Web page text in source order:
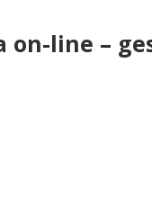
on-line –